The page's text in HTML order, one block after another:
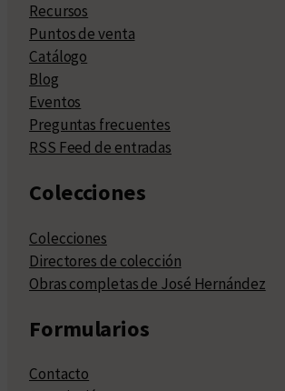
Recursos
Puntos de venta
Catálogo
Blog
Eventos
Preguntas frecuentes
RSS Feed de entradas
Colecciones
Colecciones
Directores de colección
Obras completas de José Hernández
Formularios
Contacto